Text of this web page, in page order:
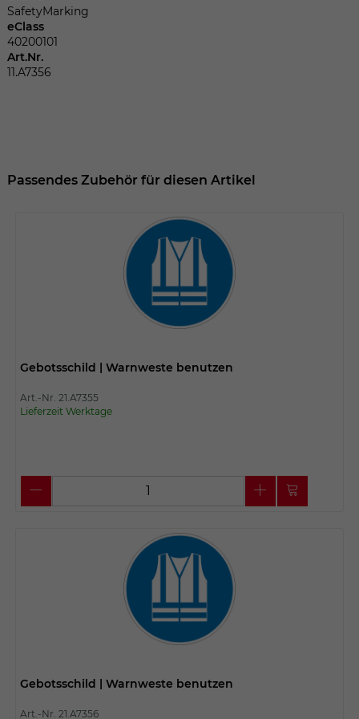
SafetyMarking
eClass
40200101
Art.Nr.
11.A7356
Passendes Zubehör für diesen Artikel
Gebotsschild | Warnweste benutzen
Art.-Nr. 21.A7355
Lieferzeit Werktage
Gebotsschild | Warnweste benutzen
Art.-Nr. 21.A7356
Zweck
Anbieter TYPO3
Sitzungsende
Wir installiert sobald sich der Nutzer an
der Webseite anmeldet. Dient zum
festhalten des Login Status.